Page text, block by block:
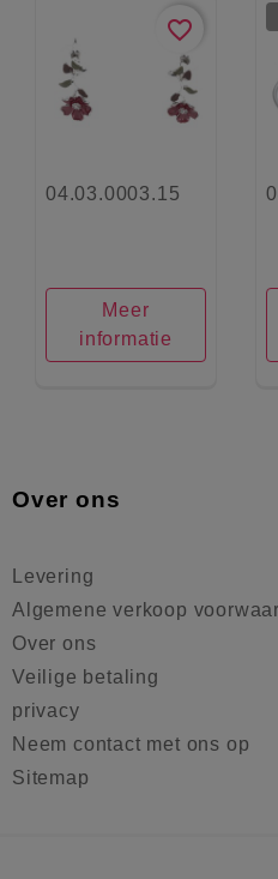
favorite_border
04.03.0003.15
Meer
informatie
Over ons
Levering
Algemene verkoop
Over ons
Veilige betaling
privacy
Neem contact met ons op
Sitemap